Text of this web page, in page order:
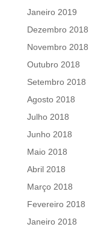
Janeiro 2019
Dezembro 2018
Novembro 2018
Outubro 2018
Setembro 2018
Agosto 2018
Julho 2018
Junho 2018
Maio 2018
Abril 2018
Março 2018
Fevereiro 2018
Janeiro 2018